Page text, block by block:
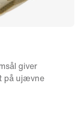
giver
på ujævne